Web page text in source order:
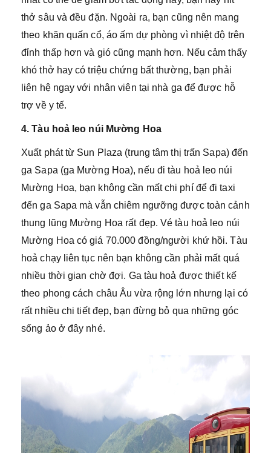
thở sâu và đều đặn. Ngoài ra, bạn cũng nên mang
theo khăn quấn cổ, áo ấm dự phòng vì nhiệt độ trên
đỉnh thấp hơn và gió cũng mạnh hơn. Nếu cảm thấy
khó thở hay có triệu chứng bất thường, bạn phải
liên hệ ngay với nhân viên tại nhà ga để được hỗ
trợ về y tế.
4. Tàu hoả leo núi Mường Hoa
Xuất phát từ Sun Plaza (trung tâm thị trấn Sapa) đến
ga Sapa (ga Mường Hoa), nếu đi tàu hoả leo núi
Mường Hoa, bạn không cần mất chi phí để đi taxi
đến ga Sapa mà vẫn chiêm ngưỡng được toàn cảnh
thung lũng Mường Hoa rất đẹp. Vé tàu hoả leo núi
Mường Hoa có giá 70.000 đồng/người khứ hồi. Tàu
hoả chạy liên tục nên bạn không cần phải mất quá
nhiều thời gian chờ đợi. Ga tàu hoả được thiết kế
theo phong cách châu Âu vừa rộng lớn nhưng lại có
rất nhiều chi tiết đẹp, bạn đừng bỏ qua những góc
sống ảo ở đây nhé.